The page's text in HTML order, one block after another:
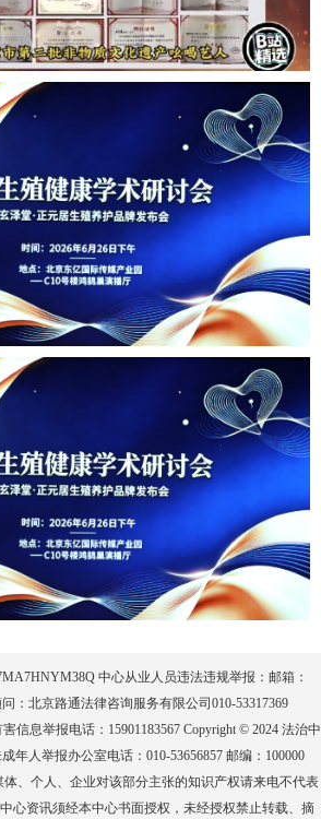
中心从业人员违法违规举报：邮箱：
：北京路通法律咨询服务有限公司010-53317369
信息举报电话：15901183567 Copyright © 2024 法治中
成年人举报办公室电话：010-53656857 邮编：100000
、个人、企业对该部分主张的知识产权请来电不代表
心资讯须经本中心书面授权，未经授权禁止转载、摘